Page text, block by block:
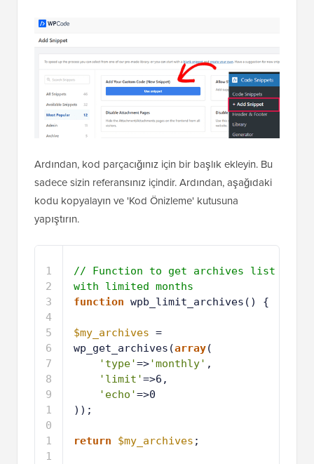
Ardından, kod parçacığınız için bir başlık ekleyin. Bu
sadece sizin referansınız içindir. Ardından, aşağıdaki
kodu kopyalayın ve 'Kod Önizleme' kutusuna
yapıştırın.
1
2
3
4
5
6
7
8
9
1
0
1
// Function to get archives list
with limited months
function wpb_limit_archives() {
$my_archives =
wp_get_archives(array(
'type'=>'monthly' ,
'limit'=>6,
'echo'=>0
));
return $my_archives ;